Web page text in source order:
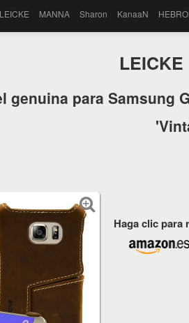
LEICKE MANNA Sharon KanaaN
genuina para Samsung
Haga clic para